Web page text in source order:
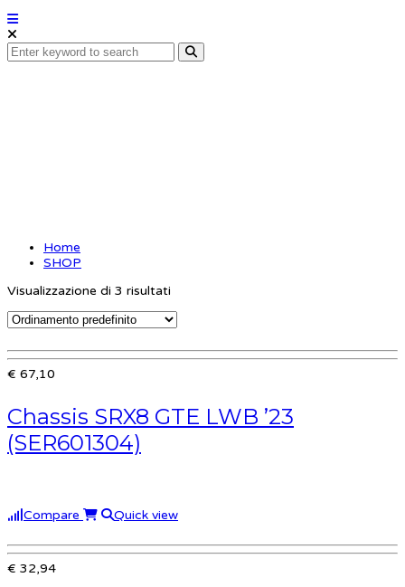
Home
SHOP
Visualizzazione di 3 risultati
€ 67,10
Chassis SRX8 GTE LWB ’23
(SER601304)
Compare Quick view
€ 32,94